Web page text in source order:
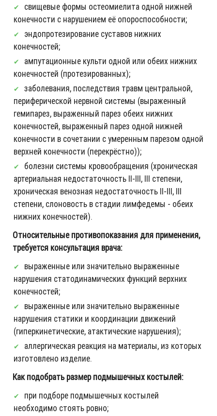
свищевые формы остеомиелита одной нижней
конечности с нарушением её опороспособности;
эндопротезирование суставов нижних
конечностей;
ампутационные культи одной или обеих нижних
конечностей (протезированных);
заболевания, последствия травм центральной,
периферической нервной системы (выраженный
гемипарез, выраженный парез обеих нижних
конечностей, выраженный парез одной нижней
конечности в сочетании с умеренным парезом одной
верхней конечности (перекрёстно));
болезни системы кровообращения (хроническая
артериальная недостаточность II-III, III степени,
хроническая венозная недостаточность II-III, III
степени, слоновость в стадии лимфедемы - обеих
нижних конечностей).
Относительные противопоказания для применения,
требуется консультация врача:
выраженные или значительно выраженные
нарушения статодинамических функций верхних
конечностей;
выраженные или значительно выраженные
нарушения статики и координации движений
(гиперкинетические, атактические нарушения);
аллергическая реакция на материалы, из которых
изготовлено изделие.
Как подобрать размер подмышечных костылей:
при подборе подмышечных костылей
необходимо стоять ровно;